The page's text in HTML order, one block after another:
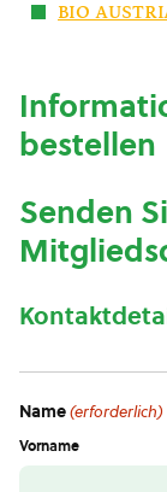
bio
bestellen
Senden
Name(erforderlich)
Vorname